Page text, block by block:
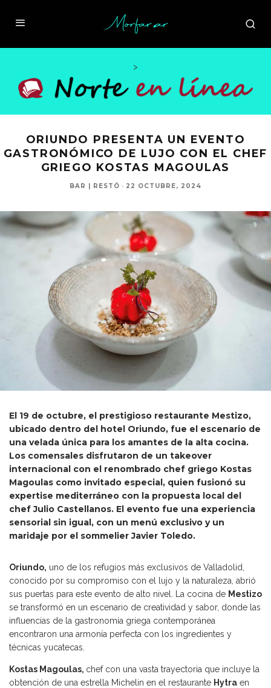
>
ORIUNDO PRESENTA UN EVENTO
GASTRONÓMICO DE LUJO CON EL CHEF
GRIEGO KOSTAS MAGOULAS
BAR | RESTÓ · 22 OCTUBRE, 2024
El 19 de octubre, el prestigioso restaurante Mestizo,
ubicado dentro del hotel Oriundo, fue el escenario de
una velada única para los amantes de la alta cocina.
Los comensales disfrutaron de un takeover
internacional con el renombrado chef griego Kostas
Magoulas como invitado especial, quien fusionó su
expertise mediterráneo con la propuesta local del
chef Julio Castellanos. El evento fue una experiencia
sensorial sin igual, con un menú exclusivo y un
maridaje por el sommelier Javier Toledo.
Oriundo, uno de los refugios más exclusivos de Valladolid,
conocido por su compromiso con el lujo y la naturaleza, abrió
sus puertas para este evento de alto nivel. La cocina de Mestizo
se transformó en un escenario de creatividad y sabor, donde las
influencias de la gastronomía griega contemporánea
encontraron una armonía perfecta con los ingredientes y
técnicas yucatecas.
Kostas Magoulas, chef con una vasta trayectoria que incluye la
obtención de una estrella Michelin en el restaurante Hytra en